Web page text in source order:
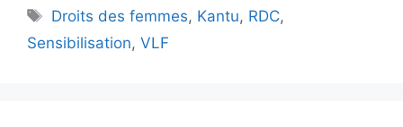
Droits des femmes, Kantu, RDC,
Sensibilisation, VLF